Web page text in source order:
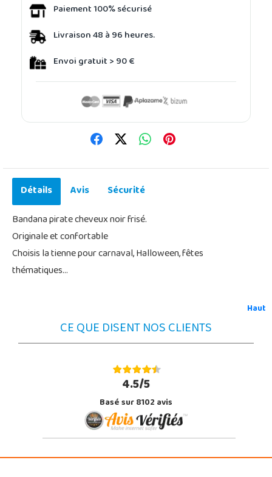
Paiement 100% sécurisé
Livraison 48 à 96 heures.
Envoi gratuit > 90 €
Détails Avis
Sécurité
Bandana pirate cheveux noir frisé.
Originale et confortable
Choisis la tienne pour carnaval, Halloween, fêtes
thématiques...
Haut
CE QUE DISENT NOS CLIENTS
4.5/5
Basé sur 8102 avis